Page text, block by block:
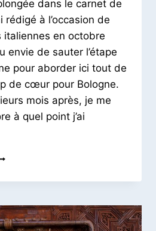
dans le carnet de
rédigé à l’occasion de
italiennes en octobre
envie de sauter l’étape
pour aborder ici tout de
de cœur pour Bologne.
mois après, je me
à quel point j’ai